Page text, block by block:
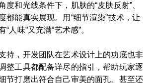
度和光线条件下，肌肤的“皮肤反射”、
都能真实展现。用“细节渲染”技术，让
人味”又充满“艺术感”。
持，开发团队在艺术设计上的功底也非
整工具都配备详尽的指引，帮助玩家逐
节打磨出符合自己审美的面孔。甚至还